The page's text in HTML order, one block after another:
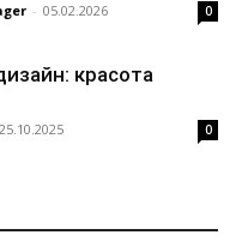
- 05.02.2026 0
красота
25.10.2025 0